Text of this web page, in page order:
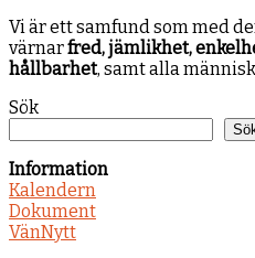
Vi är ett samfund som med
värnarfred, jämlikhet,
hållbarhet, samt alla
Sök
Information
Kalendern
Dokument
VänNytt